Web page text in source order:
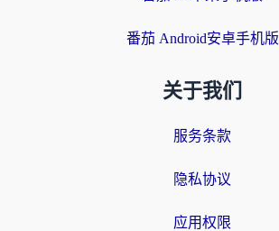
番茄 Android安卓手机版
关于我们
服务条款
隐私协议
应用权限